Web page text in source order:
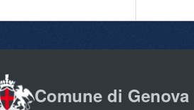
Comune di Genova